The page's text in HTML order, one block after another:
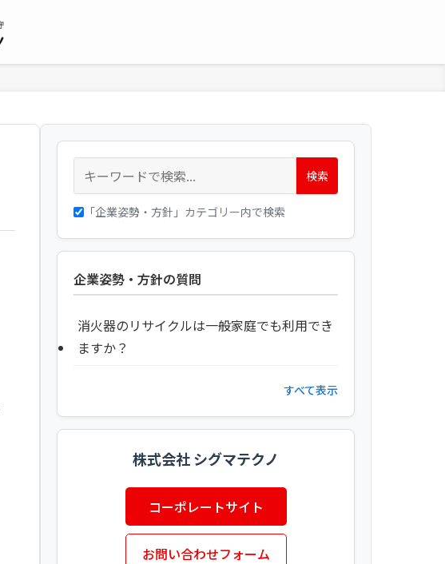
検索
「企業姿勢・方針」カテゴリー内で検索
企業姿勢・方針の質問
消火器のリサイクルは一般家庭でも利用でき
ますか？
すべて表示
株式会社 シグマテクノ
コーポレートサイト
お問い合わせフォーム